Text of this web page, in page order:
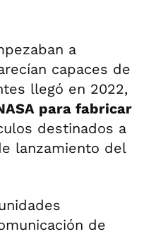
a
capaces de
llegó en 2022,
para fabricar
destinados a
lanzamiento del
de